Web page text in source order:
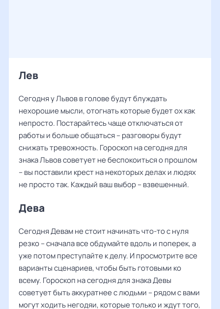
Лев
Сегодня у Львов в голове будут блуждать
нехорошие мысли, отогнать которые будет ох как
непросто. Постарайтесь чаще отключаться от
работы и больше общаться – разговоры будут
снижать тревожность. Гороскоп на сегодня для
знака Львов советует не беспокоиться о прошлом
– вы поставили крест на некоторых делах и людях
не просто так. Каждый ваш выбор – взвешенный.
Дева
Сегодня Девам не стоит начинать что-то с нуля
резко – сначала все обдумайте вдоль и поперек, а
уже потом преступайте к делу. И просмотрите все
варианты сценариев, чтобы быть готовыми ко
всему. Гороскоп на сегодня для знака Девы
советует быть аккуратнее с людьми – рядом с вами
могут ходить негодяи, которые только и ждут того,